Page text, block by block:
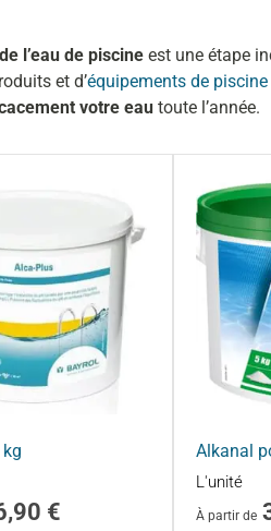
l’eau de piscine est une étape
et d’équipements de piscine
votre eau toute l’année.
€
Alkanal
L'unité
À partir de